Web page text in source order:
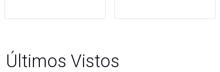
Últimos Vistos